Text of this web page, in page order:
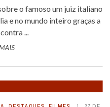
o famoso um juiz italiano
e no mundo inteiro graças a
...